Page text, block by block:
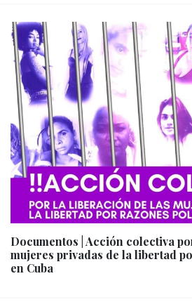
Documentos | Acción colectiva
mujeres privadas de la libertad
en Cuba